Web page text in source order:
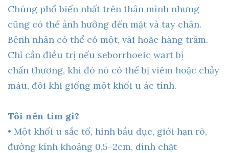
Chúng phổ biến nhất trên thân mình nhưng
cũng có thể ảnh hưởng đến mặt và tay chân.
Bệnh nhân có thể có một, vài hoặc hàng trăm.
Chỉ cần điều trị nếu seborrhoeic wart bị
chấn thương, khi đó nó có thể bị viêm hoặc chảy
máu, đôi khi giống một khối u ác tính.
Tôi nên tìm gì?
• Một khối u sắc tố, hình bầu dục, giới hạn rõ,
đường kính khoảng 0,5–2cm, dính chặt